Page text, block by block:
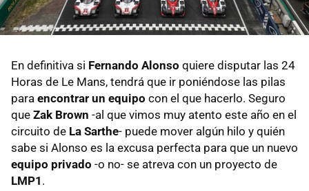
En definitiva si Fernando Alonso quiere disputar las 24
Horas de Le Mans, tendrá que ir poniéndose las pilas
para encontrar un equipo con el que hacerlo. Seguro
que Zak Brown -al que vimos muy atento este año en el
circuito de La Sarthe- puede mover algún hilo y quién
sabe si Alonso es la excusa perfecta para que un nuevo
equipo privado -o no- se atreva con un proyecto de
LMP1 .